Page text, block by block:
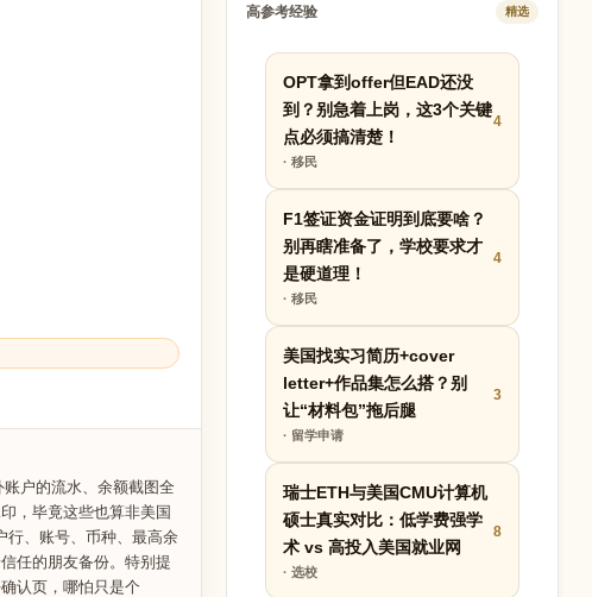
户的流水、余额截图全
，毕竟这些也算非美国
行、账号、币种、最高余
任的朋友备份。特别提
认页，哪怕只是个
高参考经验 精选
OPT拿到offer但EAD还没
到？别急着上岗，这3个关键
点必须搞清楚！
· 移民
4
F1签证资金证明到底要啥？
别再瞎准备了，学校要求才
是硬道理！
· 移民
4
美国找实习简历+cover
letter+作品集怎么搭？别
让“材料包”拖后腿
· 留学申请
3
瑞士ETH与美国CMU计算机
硕士真实对比：低学费强学
术 vs 高投入美国就业网
· 选校
8